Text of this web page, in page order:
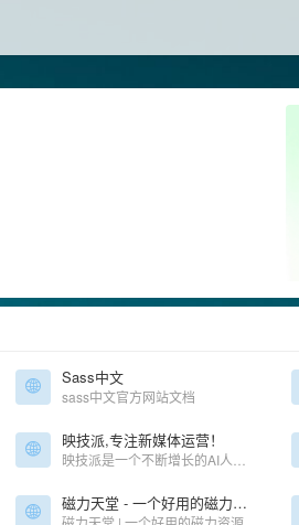
Sass中文
sass中文官方网站文档
映技派,专注新媒体运营！
磁力天堂 - 一个好用的磁力资源导航网站，一站在手资源我有!